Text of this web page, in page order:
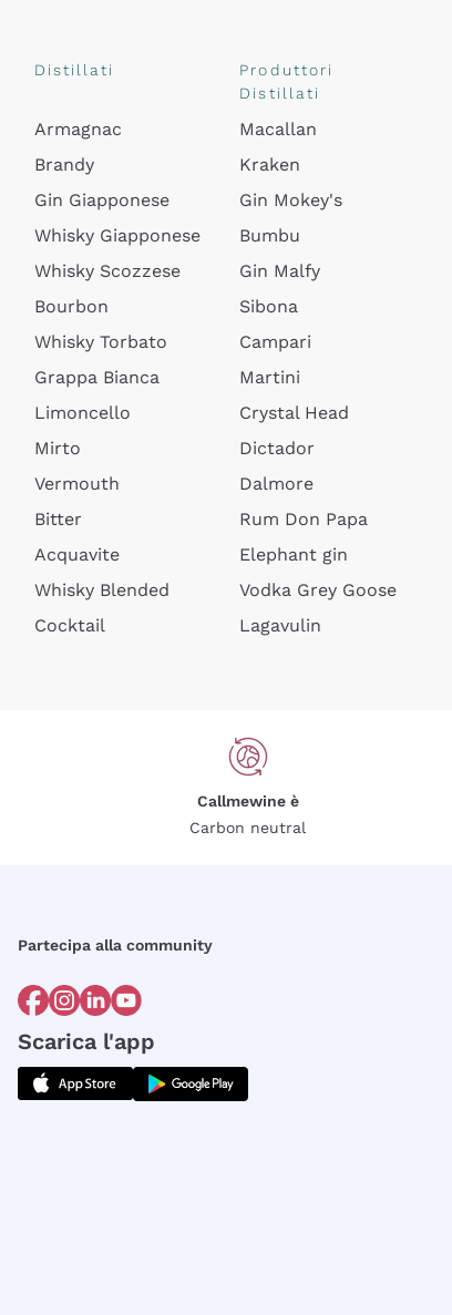
Distillati
Armagnac
Brandy
Gin Giapponese
Whisky Giapponese
Whisky Scozzese
Bourbon
Whisky Torbato
Grappa Bianca
Limoncello
Mirto
Vermouth
Bitter
Acquavite
Whisky Blended
Cocktail
Produttori
Distillati
Macallan
Kraken
Gin Mokey's
Bumbu
Gin Malfy
Sibona
Campari
Martini
Crystal Head
Dictador
Dalmore
Rum Don Papa
Elephant gin
Vodka Grey Goose
Lagavulin
Callmewine è
Carbon neutral
Partecipa alla community
Scarica l'app